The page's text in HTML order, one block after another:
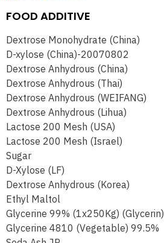
FOOD ADDITIVE
Dextrose Monohydrate (China)
D-xylose (China)-20070802
Dextrose Anhydrous (China)
Dextrose Anhydrous (Thai)
Dextrose Anhydrous (WEIFANG)
Dextrose Anhydrous (Lihua)
Lactose 200 Mesh (USA)
Lactose 200 Mesh (Israel)
Sugar
D-Xylose (LF)
Dextrose Anhydrous (Korea)
Ethyl Maltol
Glycerine 99% (1x250Kg) (Glycerin)
Glycerine 4810 (Vegetable) 99.5%